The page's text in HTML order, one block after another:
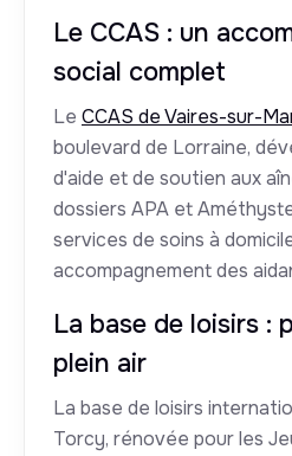
Le CCAS : un
social complet
Le CCAS de Vaires-sur-
boulevard de Lorraine,
d'aide et de soutien aux
dossiers APA et
services de soins à
accompagnement des
La base de loisirs :
plein air
La base de loisirs
Torcy, rénovée pour les